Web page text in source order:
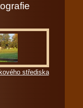
střediska